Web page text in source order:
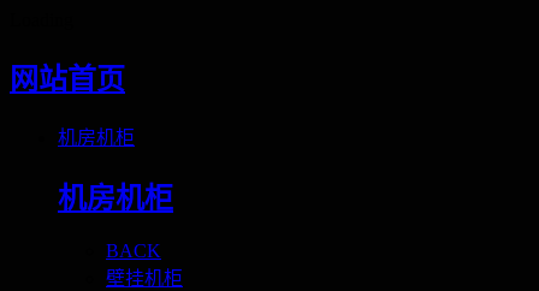
网站首页
机房机柜
机房机柜
BACK
壁挂机柜